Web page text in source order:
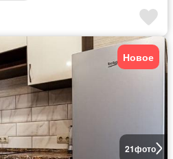
21фото
Новое